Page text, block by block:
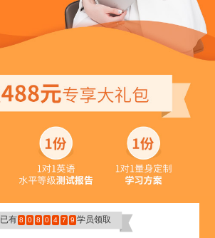
已有 8 0 8 0 4 7 9 学员领取